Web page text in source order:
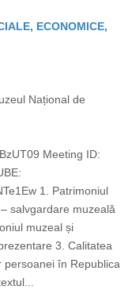
ECONOMICE,
Național de
Meeting ID:
1. Patrimoniul
salvgardare muzeală
muzeal și
3. Calitatea
în Republica